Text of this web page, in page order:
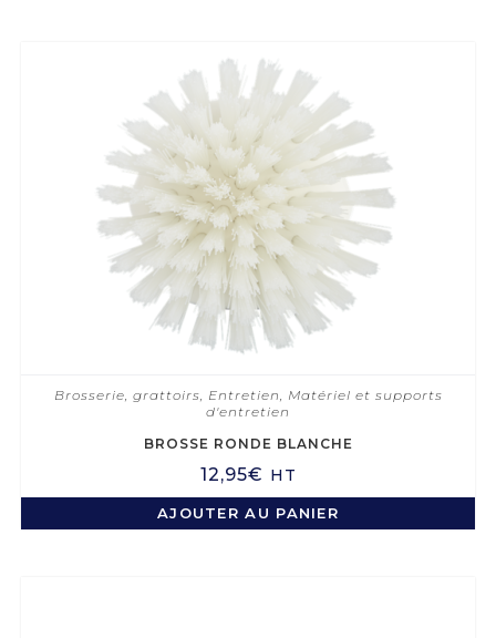
Brosserie, grattoirs, Entretien, Matériel et supports
d'entretien
BROSSE RONDE BLANCHE
12,95€ HT
AJOUTER AU PANIER